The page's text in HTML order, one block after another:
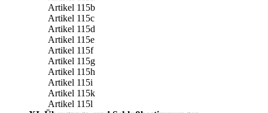
Artikel 115b
Artikel 115c
Artikel 115d
Artikel 115e
Artikel 115f
Artikel 115g
Artikel 115h
Artikel 115i
Artikel 115k
Artikel 115l